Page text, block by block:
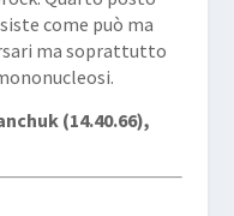
come può ma
ma soprattutto
(14.40.66),